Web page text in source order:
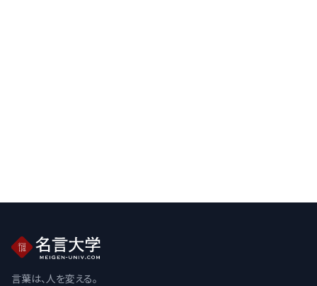
言葉は、人を変える。